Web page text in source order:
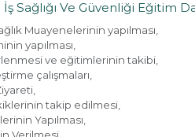
Sağlığı Ve Güvenliği Eğitim
Muayenelerinin yapılması,
yapılması,
ve eğitimlerinin takibi,
çalışmaları,
takip edilmesi,
Yapılması,